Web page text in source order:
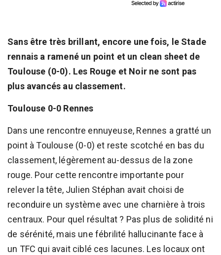
Sans être très brillant, encore une fois, le Stade
rennais a ramené un point et un clean sheet de
Toulouse (0-0). Les Rouge et Noir ne sont pas
plus avancés au classement.
Toulouse 0-0 Rennes
Dans une rencontre ennuyeuse, Rennes a gratté un
point à Toulouse (0-0) et reste scotché en bas du
classement, légèrement au-dessus de la zone
rouge. Pour cette rencontre importante pour
relever la tête, Julien Stéphan avait choisi de
reconduire un système avec une charnière à trois
centraux. Pour quel résultat ? Pas plus de solidité ni
de sérénité, mais une fébrilité hallucinante face à
un TFC qui avait ciblé ces lacunes. Les locaux ont